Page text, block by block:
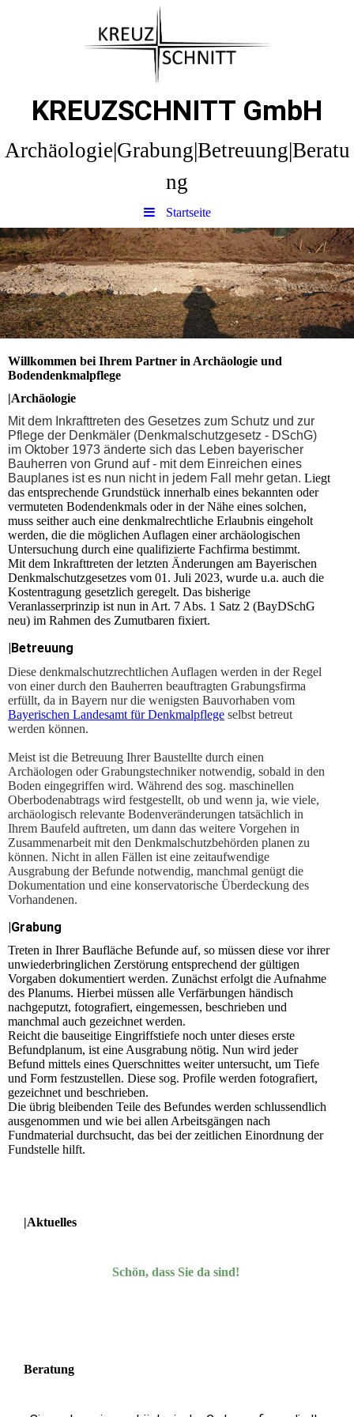
KREUZSCHNITT GmbH
Archäologie|Grabung|Betreuung|Beratu
ng
Startseite
Willkommen bei Ihrem Partner in Archäologie und
Bodendenkmalpflege
|Archäologie
Mit dem Inkrafttreten des Gesetzes zum Schutz und zur
Pflege der Denkmäler (Denkmalschutzgesetz - DSchG)
im Oktober 1973 änderte sich das Leben bayerischer
Bauherren von Grund auf - mit dem Einreichen eines
Bauplanes ist es nun nicht in jedem Fall mehr getan. Liegt
das entsprechende Grundstück innerhalb eines bekannten oder
vermuteten Bodendenkmals oder in der Nähe eines solchen,
muss seither auch eine denkmalrechtliche Erlaubnis eingeholt
werden, die die möglichen Auflagen einer archäologischen
Untersuchung durch eine qualifizierte Fachfirma bestimmt.
Mit dem Inkrafttreten der letzten Änderungen am Bayerischen
Denkmalschutzgesetzes vom 01. Juli 2023, wurde u.a. auch die
Kostentragung gesetzlich geregelt. Das bisherige
Veranlasserprinzip ist nun in Art. 7 Abs. 1 Satz 2 (BayDSchG
neu) im Rahmen des Zumutbaren fixiert.
|Betreuung
Diese denkmalschutzrechtlichen Auflagen werden in der Regel
von einer durch den Bauherren beauftragten Grabungsfirma
erfüllt, da in Bayern nur die wenigsten Bauvorhaben vom
Bayerischen Landesamt für Denkmalpflege selbst betreut
werden können.
Meist ist die Betreuung Ihrer Baustellte durch einen
Archäologen oder Grabungstechniker notwendig, sobald in den
Boden eingegriffen wird. Während des sog. maschinellen
Oberbodenabtrags wird festgestellt, ob und wenn ja, wie viele,
archäologisch relevante Bodenveränderungen tatsächlich in
Ihrem Baufeld auftreten, um dann das weitere Vorgehen in
Zusammenarbeit mit den Denkmalschutzbehörden planen zu
können. Nicht in allen Fällen ist eine zeitaufwendige
Ausgrabung der Befunde notwendig, manchmal genügt die
Dokumentation und eine konservatorische Überdeckung des
Vorhandenen.
|Grabung
Treten in Ihrer Baufläche Befunde auf, so müssen diese vor ihrer
unwiederbringlichen Zerstörung entsprechend der gültigen
Vorgaben dokumentiert werden. Zunächst erfolgt die Aufnahme
des Planums. Hierbei müssen alle Verfärbungen händisch
nachgeputzt, fotografiert, eingemessen, beschrieben und
manchmal auch gezeichnet werden.
Reicht die bauseitige Eingriffstiefe noch unter dieses erste
Befundplanum, ist eine Ausgrabung nötig. Nun wird jeder
Befund mittels eines Querschnittes weiter untersucht, um Tiefe
und Form festzustellen. Diese sog. Profile werden fotografiert,
gezeichnet und beschrieben.
Die übrig bleibenden Teile des Befundes werden schlussendlich
ausgenommen und wie bei allen Arbeitsgängen nach
Fundmaterial durchsucht, das bei der zeitlichen Einordnung der
Fundstelle hilft.
|Aktuelles
Schön, dass Sie da sind!
Beratung